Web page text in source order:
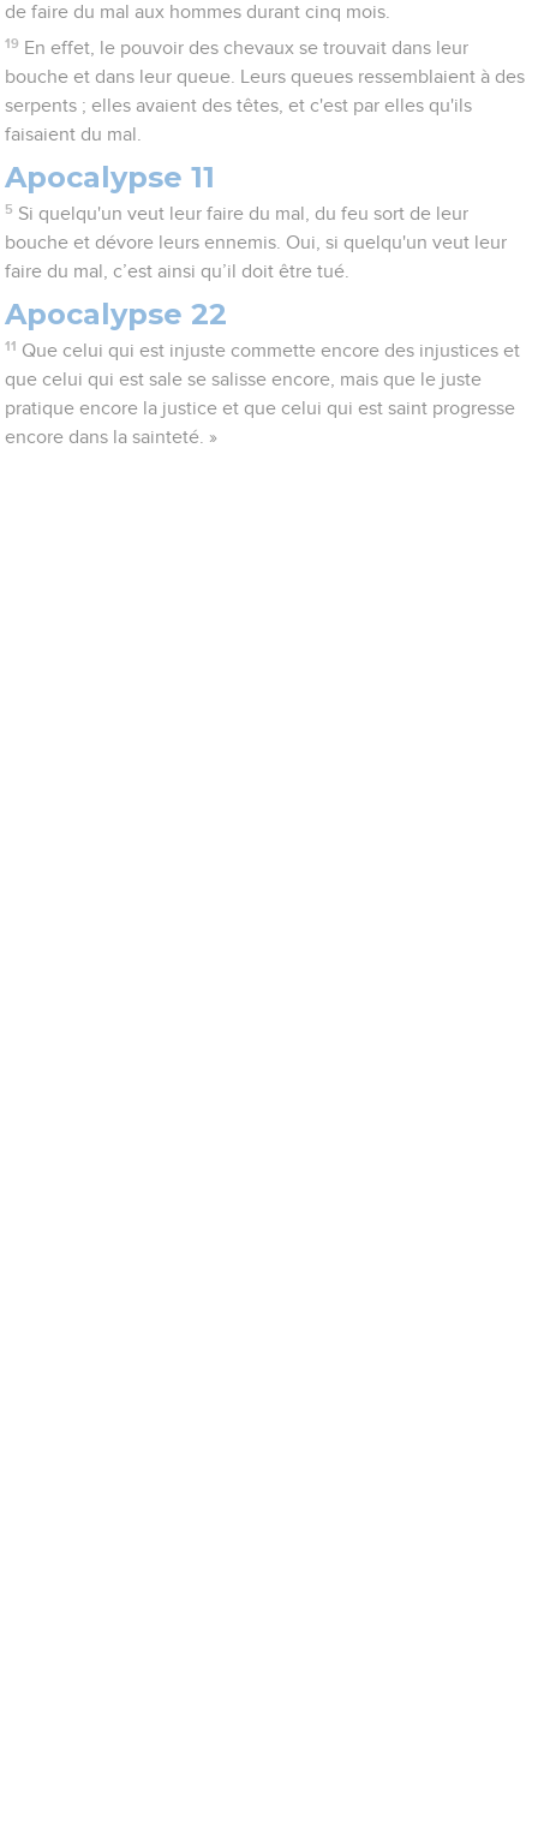
de faire du mal aux hommes durant cinq mois.
19 En effet, le pouvoir des chevaux se trouvait dans leur
bouche et dans leur queue. Leurs queues ressemblaient à des
serpents ; elles avaient des têtes, et c'est par elles qu'ils
faisaient du mal.
Apocalypse 11
5 Si quelqu'un veut leur faire du mal, du feu sort de leur
bouche et dévore leurs ennemis. Oui, si quelqu'un veut leur
faire du mal, c’est ainsi qu’il doit être tué.
Apocalypse 22
11 Que celui qui est injuste commette encore des injustices et
que celui qui est sale se salisse encore, mais que le juste
pratique encore la justice et que celui qui est saint progresse
encore dans la sainteté. »